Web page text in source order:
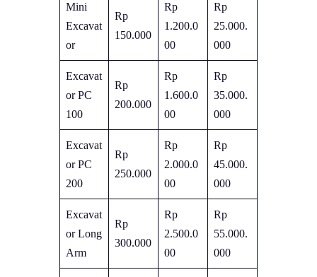
Mini
Excavat
or
Rp
150.000
Rp
1.200.0
00
Rp
25.000.
000
Excavat
or PC
100
Rp
200.000
Rp
1.600.0
00
Rp
35.000.
000
Excavat
or PC
200
Rp
250.000
Rp
2.000.0
00
Rp
45.000.
000
Excavat
or Long
Arm
Rp
300.000
Rp
2.500.0
00
Rp
55.000.
000